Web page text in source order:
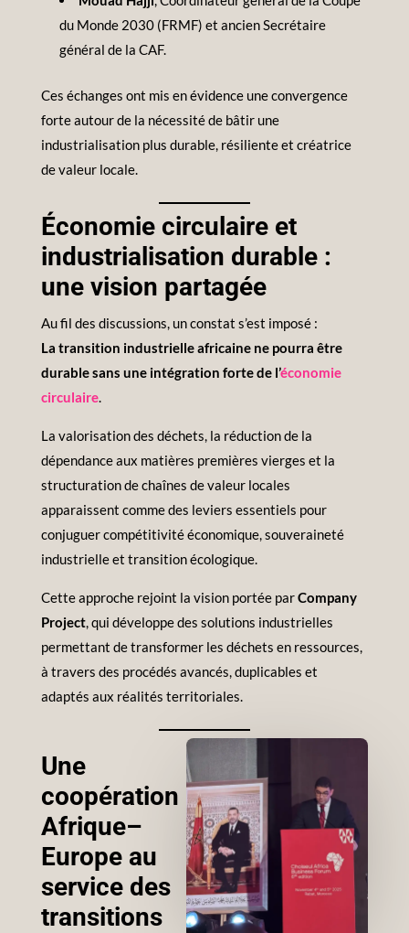
du Monde 2030 (FRMF) et ancien Secrétaire
général de la CAF.
Ces échanges ont mis en évidence une convergence
forte autour de la nécessité de bâtir une
industrialisation plus durable, résiliente et créatrice
de valeur locale.
Économie circulaire et
industrialisation durable :
une vision partagée
Au fil des discussions, un constat s’est imposé :
La transition industrielle africaine ne pourra être
durable sans une intégration forte de l’économie
circulaire.
La valorisation des déchets, la réduction de la
dépendance aux matières premières vierges et la
structuration de chaînes de valeur locales
apparaissent comme des leviers essentiels pour
conjuguer compétitivité économique, souveraineté
industrielle et transition écologique.
Cette approche rejoint la vision portée parCompany
Project, qui développe des solutions industrielles
permettant de transformer les déchets en ressources,
à travers des procédés avancés, duplicables et
adaptés aux réalités territoriales.
Une
coopération
Afrique–
Europe au
service des
transitions